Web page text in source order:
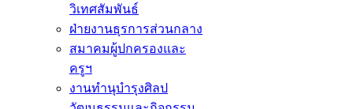
วิเทศสัมพันธ์
ฝ่ายงานธุรการส่วนกลาง
สมาคมผู้ปกครองและ
ครูฯ
งานทำนุบำรุงศิลป